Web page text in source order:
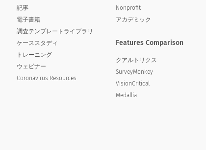
記事
電子書籍
調査テンプレートライブラリ
ケーススタディ
トレーニング
ウェビナー
Coronavirus Resources
Nonprofit
アカデミック
Features Comparison
クアルトリクス
SurveyMonkey
VisionCritical
Medallia